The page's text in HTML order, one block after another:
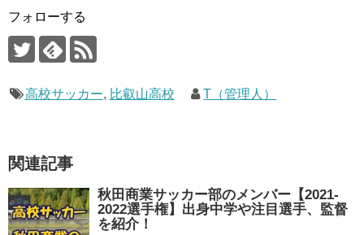
フォローする
高校サッカー, 比叡山高校 T（管理人）
関連記事
秋田商業サッカー部のメンバー【2021-
2022選手権】出身中学や注目選手、監督
を紹介！